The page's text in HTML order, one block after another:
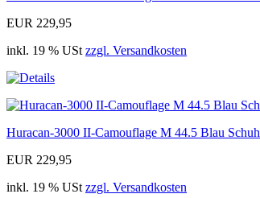
EUR 229,95
inkl. 19 % USt zzgl. Versandkosten
Huracan-3000 II-Camouflage M 44.5 Blau
EUR 229,95
inkl. 19 % USt zzgl. Versandkosten